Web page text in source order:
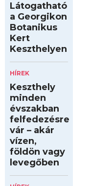
Látogatható
a Georgikon
Botanikus
Kert
Keszthelyen
HÍREK
Keszthely
minden
évszakban
felfedezésre
vár – akár
vízen,
földön vagy
levegőben